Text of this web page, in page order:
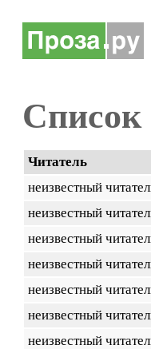
Список
Читатель
неизвестный
неизвестный
неизвестный
неизвестный
неизвестный
неизвестный
неизвестный